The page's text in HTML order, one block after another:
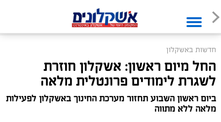
חדשות באשקלון
החל מיום ראשון: אשקלון חוזרת
לשגרת לימודים פרונטלית מלאה
ביום ראשון השבוע תחזור מערכת החינוך באשקלון לפעילות
מלאה ללא מתווה